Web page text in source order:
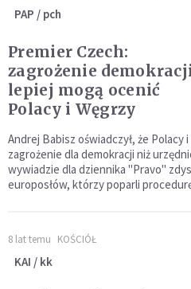
PAP / pch
Premier Czech:
zagrożenie
lepiej mogą ocenić
Polacy i Węgrzy
Andrej Babisz oświadczył, że Polacy
zagrożenie dla demokracji niż
wywiadzie dla dziennika "Pravo"
europosłów, którzy poparli
8 lat temu KOŚCIÓŁ
KAI / kk